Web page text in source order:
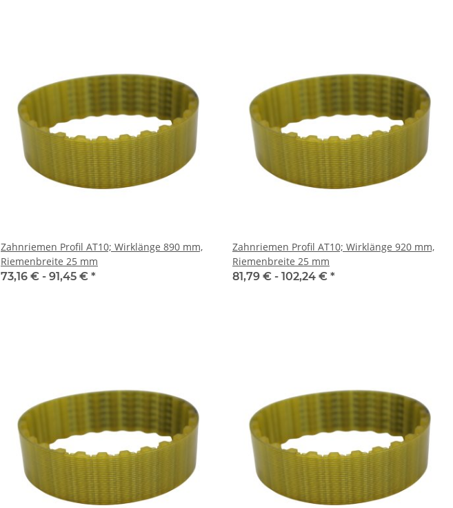
Zahnriemen Profil AT10; Wirklänge 890 mm,
Riemenbreite 25 mm
73,16 € - 91,45 € *
Zahnriemen Profil AT10; Wirklänge 920 mm,
Riemenbreite 25 mm
81,79 € - 102,24 € *